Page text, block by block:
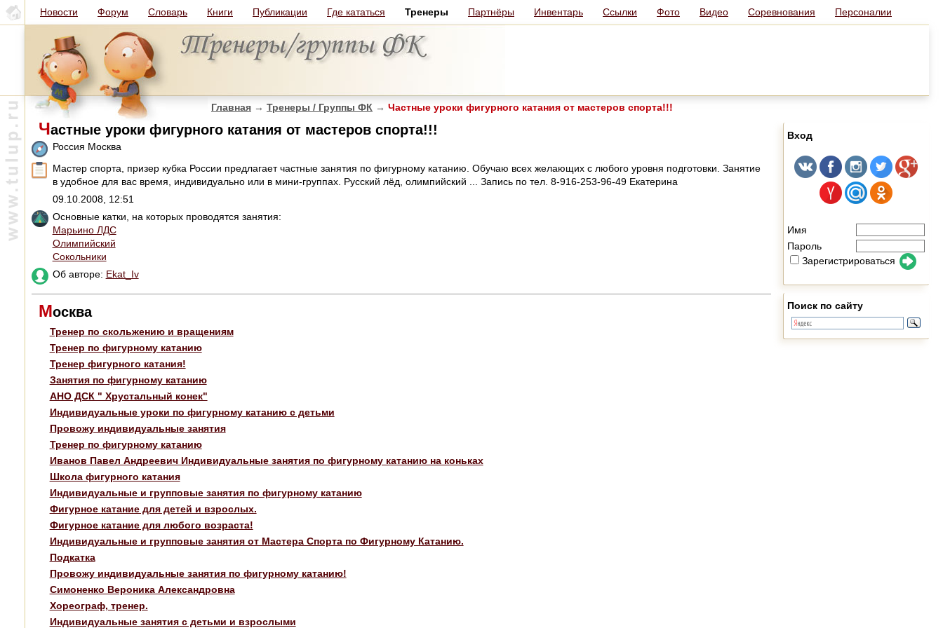
Новости Форум Словарь Книги Публикации Где кататься Тренеры Партнёры Инвентарь Ссылки Фото Видео Соревнования Персоналии
Главная → Тренеры / Группы ФК → Частные уроки фигурного катания от мастеров спорта!!!
Частные уроки фигурного катания от мастеров спорта!!!
Россия Москва
Мастер спорта, призер кубка России предлагает частные занятия по фигурному катанию. Обучаю всех желающих с любого уровня подготовки. Занятие
в удобное для вас время, индивидуально или в мини-группах. Русский лёд, олимпийский ... Запись по тел. 8-916-253-96-49 Екатерина
09.10.2008, 12:51
Основные катки, на которых проводятся занятия:
Марьино ЛДС
Олимпийский
Сокольники
Об авторе: Ekat_Iv
Москва
Тренер по скольжению и вращениям
Тренер по фигурному катанию
Тренер фигурного катания!
Занятия по фигурному катанию
АНО ДСК " Хрустальный конек"
Индивидуальные уроки по фигурному катанию с детьми
Провожу индивидуальные занятия
Тренер по фигурному катанию
Иванов Павел Андреевич Индивидуальные занятия по фигурному катанию на коньках
Школа фигурного катания
Индивидуальные и групповые занятия по фигурному катанию
Фигурное катание для детей и взрослых.
Фигурное катание для любого возраста!
Индивидуальные и групповые занятия от Мастера Спорта по Фигурному Катанию.
Подкатка
Провожу индивидуальные занятия по фигурному катанию!
Симоненко Вероника Александровна
Хореограф, тренер.
Индивидуальные занятия с детьми и взрослыми
Вход
Имя
Пароль
Зарегистрироваться
Поиск по сайту